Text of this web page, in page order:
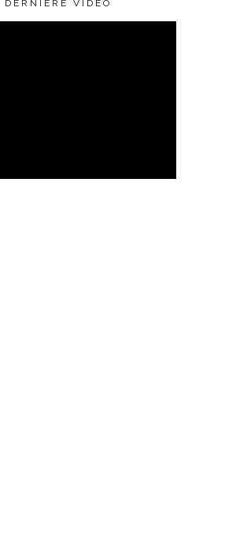
DERNIÈRE VIDÉO